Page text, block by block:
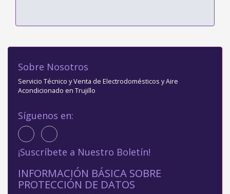
Sobre Nosotros
Servicio Técnico y Venta de Electrodomésticos y Aire
Acondicionado en Trujillo
Síguenos en:
¡Suscríbete a Nuestro Boletín!
INFORMACIÓN BÁSICA SOBRE
PROTECCIÓN DE DATOS